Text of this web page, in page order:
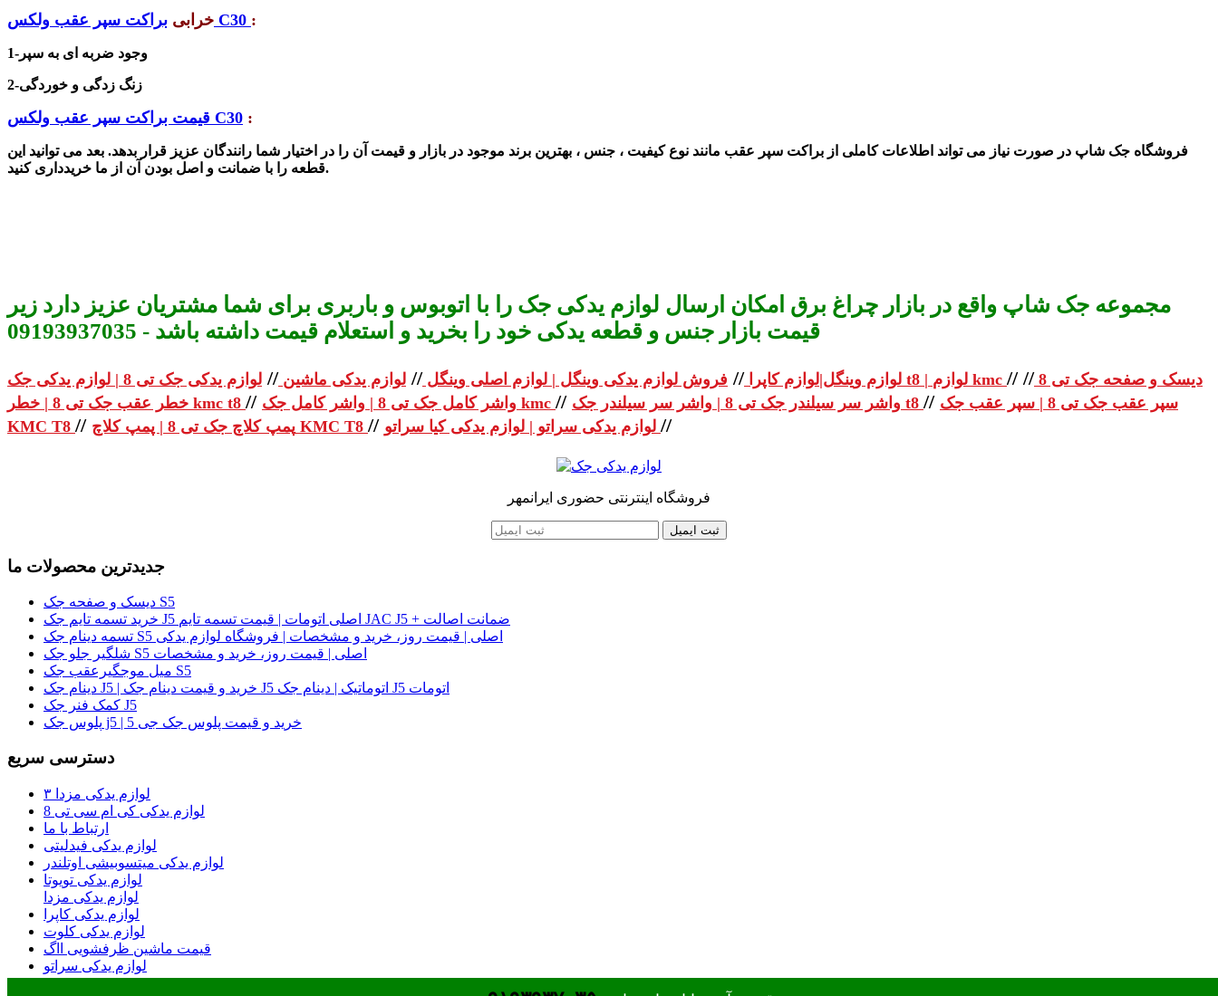
خرابی براکت سپر عقب ولکس C30 :
1-وجود ضربه ای به سپر
2-زنگ زدگی و خوردگی
قیمت براکت سپر عقب ولکس C30 :
فروشگاه جک شاپ در صورت نیاز می تواند اطلاعات کاملی از براکت سپر عقب مانند نوع کیفیت ، جنس ، بهترین برند موجود در بازار و قیمت آن را در اختیار شما رانندگان عزیز قرار بدهد. بعد می توانید این
قطعه را باضمانت و اصل بودن آن از ما خریدداری کنید.
مجموعه جک شاپ واقع در بازار چراغ برق امکان ارسال لوازم یدکی جک را با اتوبوس و باربری برای شما مشتریان عزیز دارد زیر
قیمت بازار جنس و قطعه یدکی خود را بخرید و استعلام قیمت داشته باشد - 09193937035
لوازم وینگل|لوازم کاپرا // فروش لوازم یدکی وینگل | لوازم اصلی وینگل // لوازم یدکی ماشین // لوازم یدکی جک تی 8 | لوازم یدکی جک t8 | لوازم kmc // دیسک و صفحه جک تی 8 //
خطر عقب جک تی 8 | خطر kmc t8 // واشر کامل جک تی 8 | واشر کامل جک kmc // واشر سر سیلندر جک تی 8 | واشر سر سیلندر جک t8 // سپر عقب جک تی 8 | سپر عقب جک
KMC T8 // پمپ کلاچ جک تی 8 | پمپ کلاچ KMC T8 // //
فروشگاه اینترنتی حضوری ایرانمهر
ثبت ایمیل
جدیدترین محصولات ما
دیسک و صفحه جک S5
خرید تسمه تایم جک J5 اصلی اتومات | قیمت تسمه تایم JAC J5 + ضمانت اصالت
تسمه دینام جک S5 اصلی | قیمت روز، خرید و مشخصات | فروشگاه لوازم یدکی
شلگیر جلو جک S5 اصلی | قیمت روز، خرید و مشخصات
میل موجگیرعقب جک S5
دینام جک J5 | خرید و قیمت دینام جک J5 اتوماتیک | دینام جک J5 اتومات
کمک فنر جک J5
پلوس جک j5 | خرید و قیمت پلوس جک جی 5
دسترسی سریع
لوازم یدکی مزدا ۳
لوازم یدکی کی ام سی تی 8
ارتباط با ما
لوازم یدکی فیدلیتی
لوازم یدکی میتسوبیشی اوتلندر
لوازم یدکی تویوتا
لوازم یدکی مزدا
لوازم یدکی کاپرا
لوازم یدکی کلوت
قیمت ماشین ظرفشویی ااگ
لوازم یدکی سراتو